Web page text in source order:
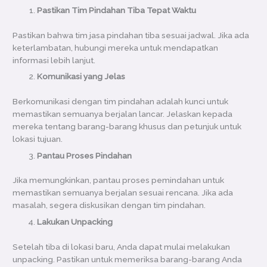
Pastikan Tim Pindahan Tiba Tepat Waktu
Pastikan bahwa tim jasa pindahan tiba sesuai jadwal. Jika ada
keterlambatan, hubungi mereka untuk mendapatkan
informasi lebih lanjut.
Komunikasi yang Jelas
Berkomunikasi dengan tim pindahan adalah kunci untuk
memastikan semuanya berjalan lancar. Jelaskan kepada
mereka tentang barang-barang khusus dan petunjuk untuk
lokasi tujuan.
Pantau Proses Pindahan
Jika memungkinkan, pantau proses pemindahan untuk
memastikan semuanya berjalan sesuai rencana. Jika ada
masalah, segera diskusikan dengan tim pindahan.
Lakukan Unpacking
Setelah tiba di lokasi baru, Anda dapat mulai melakukan
unpacking. Pastikan untuk memeriksa barang-barang Anda